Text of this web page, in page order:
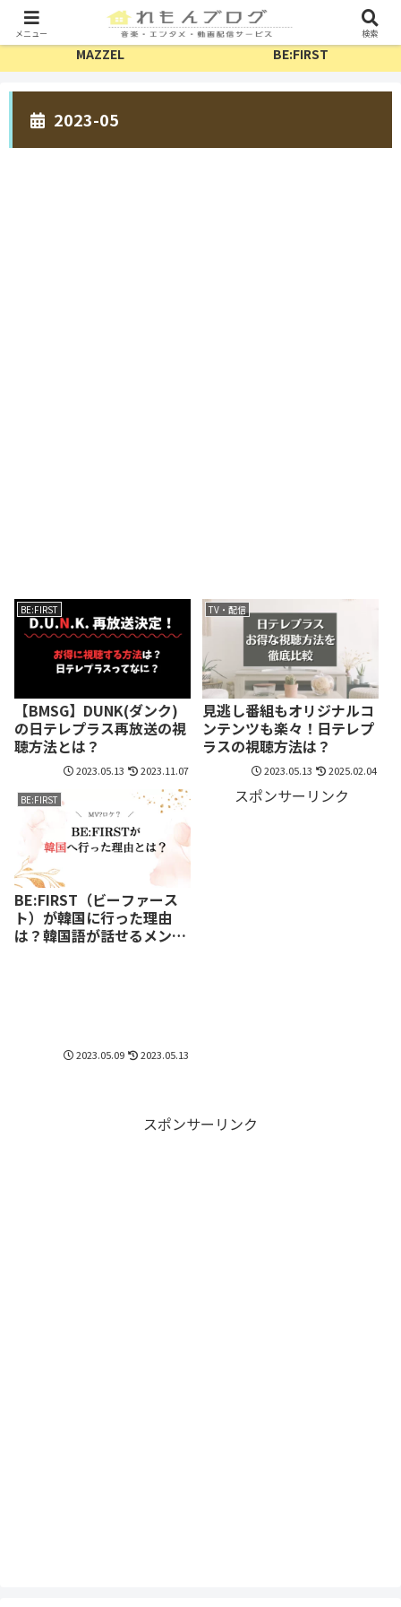
TV・配信
MAZZEL
BE:FIRST
2023-05
BE:FIRST
【BMSG】DUNK(ダンク)
の日テレプラス再放送の視
聴方法とは？
2023.05.13 2023.11.07
TV・配信
見逃し番組もオリジナルコ
ンテンツも楽々！日テレプ
ラスの視聴方法は？
2023.05.13 2025.02.04
BE:FIRST
BE:FIRST（ビーファース
ト）が韓国に行った理由
は？韓国語が話せるメンバ
2023.05.09 2023.05.13
スポンサーリンク
スポンサーリンク
メニュー 検索